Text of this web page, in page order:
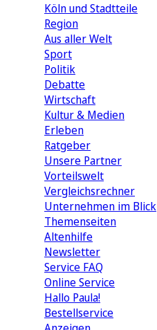
Köln und Stadtteile
Region
Aus aller Welt
Sport
Politik
Debatte
Wirtschaft
Kultur & Medien
Erleben
Ratgeber
Unsere Partner
Vorteilswelt
Vergleichsrechner
Unternehmen im Blick
Themenseiten
Altenhilfe
Newsletter
Service FAQ
Online Service
Hallo Paula!
Bestellservice